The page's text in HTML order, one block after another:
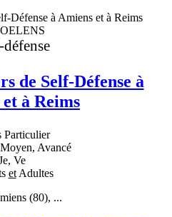
de Self-Défense à
à Reims
Particulier
Avancé
Ve
etAdultes
(80), ...